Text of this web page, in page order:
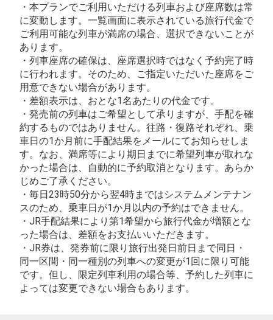
・本プランでご利用いただける列車および座席数は常
に変動します。一覧画面に表示されている旅行代金で
ご利用可能な列車が満席の場合、選択できないことが
あります。
・列車座席の確保は、座席選択時ではなく予約完了時
に行われます。そのため、ご指定いただいた座席をご
用意できない場合があります。
・差額表示は、おとな1名あたりの代金です。
・発売前の列車はご希望として承りますが、手配を確
約するものではありません。往路・復路それぞれ、乗
車日の1か月前に手配結果をメールにてお知らせしま
す。なお、満席等により期日までに希望列車が取れな
かった場合は、自動的に予約取消となります。あらか
じめご了承ください。
・毎日23時50分から翌4時まではシステムメンテナン
スのため、乗車日が1か月以内の予約はできません。
・JR手配結果により第1希望から旅行代金が増額とな
った場合は、差額をお支払いいただきます。
・JR券は、発券前に限り旅行出発日前日まで同日・
同一区間・同一種別の列車への変更が1回に限り可能
です。但し、限定列車利用の場合等、予約した列車に
よっては変更できない場合もあります。